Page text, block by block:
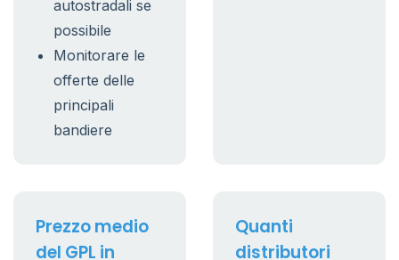
autostradali se
possibile
Monitorare le
offerte delle
principali
bandiere
Prezzo medio
del GPL in
Quanti
distributori